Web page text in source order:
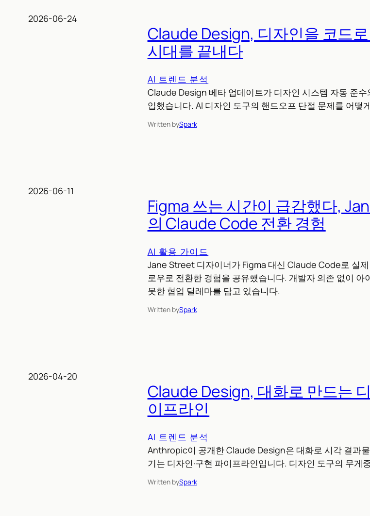
2026-06-24
Claude Design, 디자인을 코드
시대를 끝내다
AI 트렌드 분석
Claude Design 베타 업데이트가 디자인 시스템 자동 준
입했습니다. AI 디자인 도구의 핸드오프 단절 문제를 어떻
Written bySpark
2026-06-11
Figma 쓰는 시간이 급감했다,
의 Claude Code 전환 경험
AI 활용 가이드
Jane Street 디자이너가 Figma 대신 Claude Code로 실
로우로 전환한 경험을 공유했습니다. 개발자 의존 없이 아
못한 협업 딜레마를 담고 있습니다.
Written bySpark
2026-04-20
Claude Design, 대화로 만드는
이프라인
AI 트렌드 분석
Anthropic이 공개한 Claude Design은 대화로 시각 결과
기는 디자인·구현 파이프라인입니다. 디자인 도구의 무게
Written bySpark